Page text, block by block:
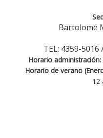
Bartolomé
TEL: 4359-
Horario administración:
Horario de verano
12